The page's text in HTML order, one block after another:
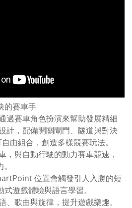
的賽車手
過賽車角色扮演來幫助發展精細
計，配備開關閘門、隧道與對決
由組合，創造多樣競賽玩法。
，與自動行駛的動力賽車競速，
位置會觸發引人入勝的短
遊戲體驗與語言學習。
、歌曲與旋律，提升遊戲樂趣。